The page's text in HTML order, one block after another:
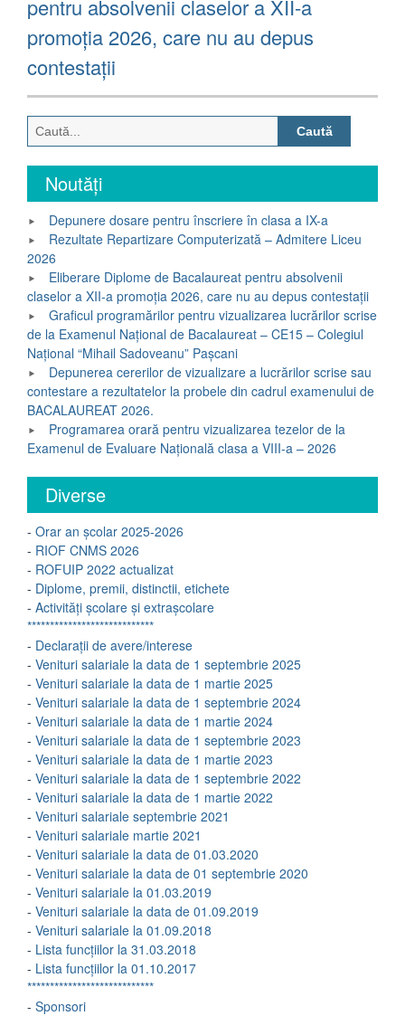
pentru absolvenii claselor a XII-a
promoția 2026, care nu au depus
contestații
Caută
după:
Noutăți
Depunere dosare pentru înscriere în clasa a IX-a
Rezultate Repartizare Computerizată – Admitere Liceu
2026
Eliberare Diplome de Bacalaureat pentru absolvenii
claselor a XII-a promoția 2026, care nu au depus contestații
Graficul programărilor pentru vizualizarea lucrărilor scrise
de la Examenul Național de Bacalaureat – CE15 – Colegiul
Național “Mihail Sadoveanu” Pașcani
Depunerea cererilor de vizualizare a lucrărilor scrise sau
contestare a rezultatelor la probele din cadrul examenului de
BACALAUREAT 2026.
Programarea orară pentru vizualizarea tezelor de la
Examenul de Evaluare Națională clasa a VIII-a – 2026
Diverse
- Orar an școlar 2025-2026
- RIOF CNMS 2026
- ROFUIP 2022 actualizat
- Diplome, premii, distinctii, etichete
- Activități școlare și extrașcolare
****************************
- Declarații de avere/interese
- Venituri salariale la data de 1 septembrie 2025
- Venituri salariale la data de 1 martie 2025
- Venituri salariale la data de 1 septembrie 2024
- Venituri salariale la data de 1 martie 2024
- Venituri salariale la data de 1 septembrie 2023
- Venituri salariale la data de 1 martie 2023
- Venituri salariale la data de 1 septembrie 2022
- Venituri salariale la data de 1 martie 2022
- Venituri salariale septembrie 2021
- Venituri salariale martie 2021
- Venituri salariale la data de 01.03.2020
- Venituri salariale la data de 01 septembrie 2020
- Venituri salariale la 01.03.2019
- Venituri salariale la data de 01.09.2019
- Venituri salariale la 01.09.2018
- Lista funcțiilor la 31.03.2018
- Lista funcțiilor la 01.10.2017
****************************
- Sponsori